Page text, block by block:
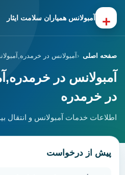
+ آمبولانس همیاران سلامت ایثار
صفحه اصلی آمبولانس در
آمبولانس در
در خرمدره
اطلاعات خدمات آمبولانس و انتقال
پیش از درخواست